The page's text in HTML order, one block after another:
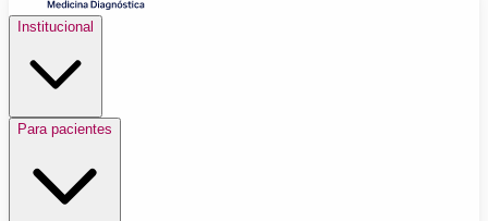
Institucional
Para pacientes